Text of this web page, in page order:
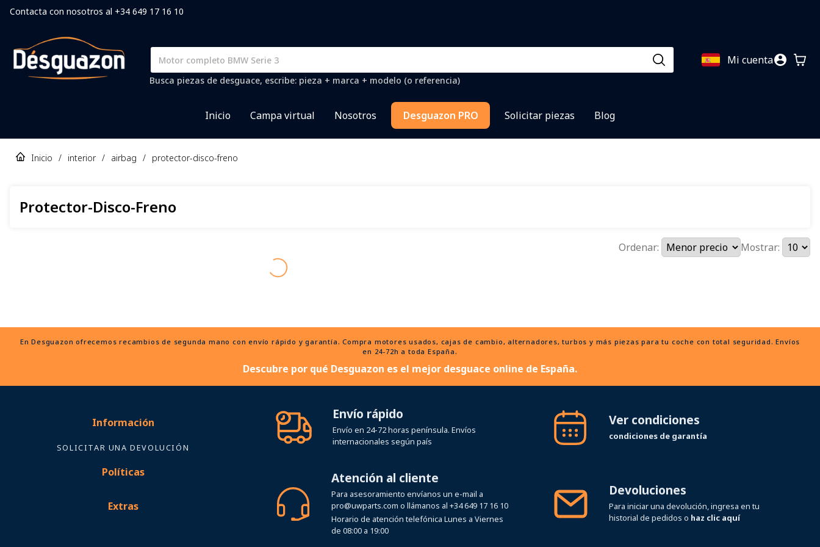
Contacta con nosotros al +34 649 17 16 10
Busca piezas de desguace, escribe: pieza + marca + modelo (o referencia)
Mi cuenta
Inicio Campa virtual Nosotros Desguazon PRO Solicitar piezas Blog
Inicio / interior / airbag / protector-disco-freno
Protector-Disco-Freno
Ordenar: Mostrar:
en 24-72h a toda España.
Descubre por qué Desguazon es el mejor desguace online de España.
SOLICITAR UNA DEVOLUCIÓN
Políticas
Envío en 24-72 horas península. Envíos
internacionales según país
condiciones de garantía
Para asesoramiento envíanos un e-mail a
pro@uwparts.com o llámanos al
Horario de atención telefónica Lunes a Viernes
de 08:00 a 19:00
Para iniciar una devolución, ingresa en tu
historial de pedidos o